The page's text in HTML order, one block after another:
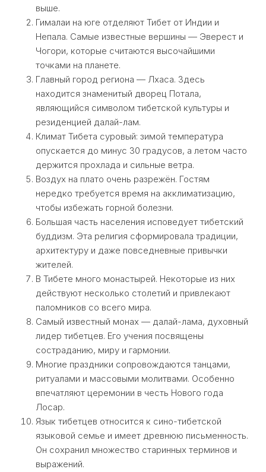
выше.
Гималаи на юге отделяют Тибет от Индии и
Непала. Самые известные вершины — Эверест и
Чогори, которые считаются высочайшими
точками на планете.
Главный город региона — Лхаса. Здесь
находится знаменитый дворец Потала,
являющийся символом тибетской культуры и
резиденцией далай-лам.
Климат Тибета суровый: зимой температура
опускается до минус 30 градусов, а летом часто
держится прохлада и сильные ветра.
Воздух на плато очень разрежён. Гостям
нередко требуется время на акклиматизацию,
чтобы избежать горной болезни.
Большая часть населения исповедует тибетский
буддизм. Эта религия сформировала традиции,
архитектуру и даже повседневные привычки
жителей.
В Тибете много монастырей. Некоторые из них
действуют несколько столетий и привлекают
паломников со всего мира.
Самый известный монах — далай-лама, духовный
лидер тибетцев. Его учения посвящены
состраданию, миру и гармонии.
Многие праздники сопровождаются танцами,
ритуалами и массовыми молитвами. Особенно
впечатляют церемонии в честь Нового года
Лосар.
Язык тибетцев относится к сино-тибетской
языковой семье и имеет древнюю письменность.
Он сохранил множество старинных терминов и
выражений.